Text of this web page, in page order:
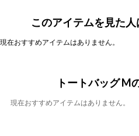
このアイテムを見た
現在おすすめアイテムはありません。
トートバッグ M
現在おすすめアイテムはありません。